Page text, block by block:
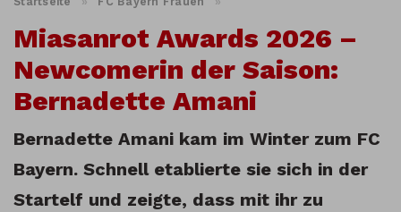
Miasanrot Awards 2026 –
Newcomerin der Saison:
Bernadette Amani
Bernadette Amani kam im Winter zum FC
Bayern. Schnell etablierte sie sich in der
Startelf und zeigte, dass mit ihr zu